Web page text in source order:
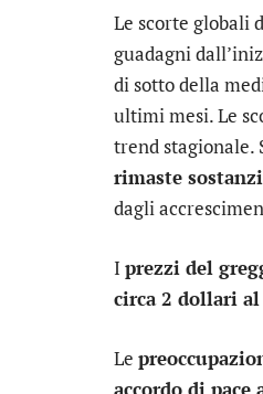
Le scorte globali
guadagni
di sotto della
ultimi mesi. Le
trend stagionale.
rimaste
dagli
I prezzi del
circa 2 dollari
Le